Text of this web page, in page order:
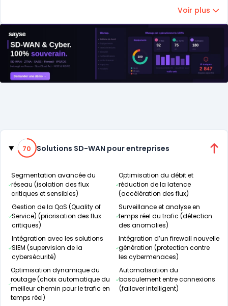
Voir plus
Catégories
70% de compatibilité
70 Solutions SD-WAN pour entreprises
Segmentation avancée du
réseau (isolation des flux
critiques et sensibles)
Optimisation du débit et
réduction de la latence
(accélération des flux)
Gestion de la QoS (Quality of
Service) (priorisation des flux
critiques)
Surveillance et analyse en
temps réel du trafic (détection
des anomalies)
Intégration avec les solutions
SIEM (supervision de la
cybersécurité)
Intégration d’un firewall nouvelle
génération (protection contre
les cybermenaces)
Optimisation dynamique du
routage (choix automatique du
meilleur chemin pour le trafic en
temps réel)
Automatisation du
basculement entre connexions
(failover intelligent)